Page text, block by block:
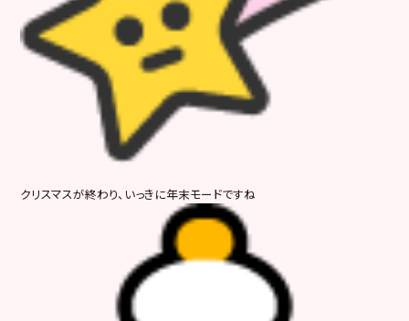
クリスマスが終わり、いっきに年末モードですね